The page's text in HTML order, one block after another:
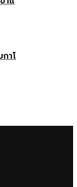
าโ